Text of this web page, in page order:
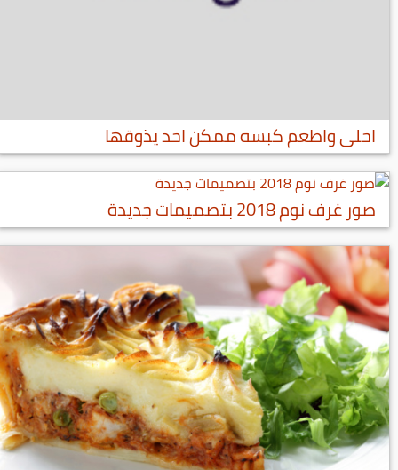
احلى واطعم كبسه ممكن احد يذوقها
صور غرف نوم 2018 بتصميمات جديدة